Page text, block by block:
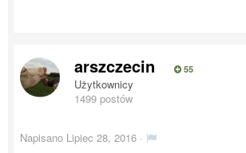
arszczecin 55
Użytkownicy
1499 postów
Napisano Lipiec 28, 2016 ·